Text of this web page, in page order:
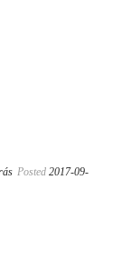
Posted 2017-09-